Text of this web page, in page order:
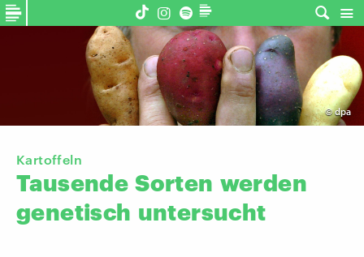
©dpa
Kartoffeln
Tausende Sorten werden
genetisch untersucht